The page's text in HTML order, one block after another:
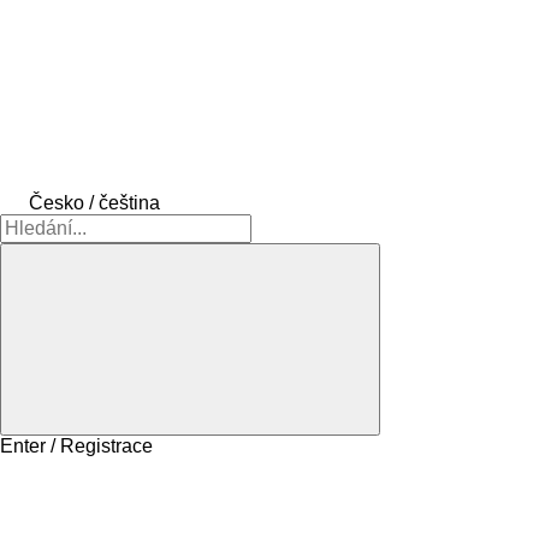
Česko / čeština
Enter / Registrace